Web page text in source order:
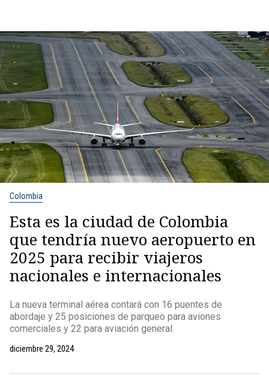
Colombia
Esta es la ciudad de Colombia
que tendría nuevo aeropuerto en
2025 para recibir viajeros
nacionales e internacionales
La nueva terminal aérea contará con 16 puentes de
abordaje y 25 posiciones de parqueo para aviones
comerciales y 22 para aviación general.
diciembre 29, 2024